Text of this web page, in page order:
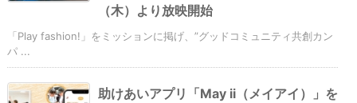
（木）より放映開始
「Play fashion!」をミッションに掲げ、”グッドコミュニティ共創カン
パ ...
助けあいアプリ「May ii（メイアイ）」を